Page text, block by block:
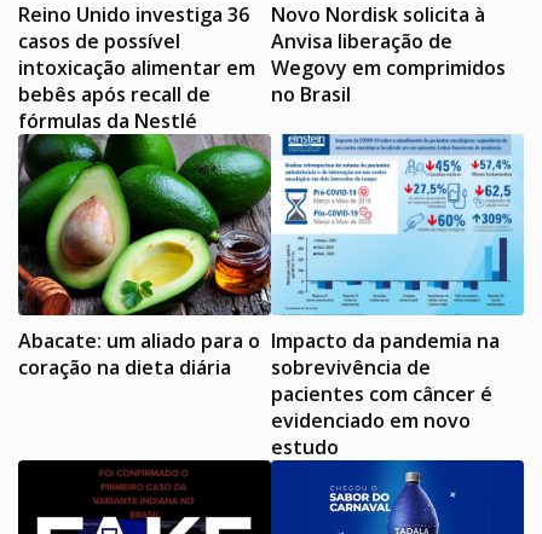
Reino Unido investiga 36
casos de possível
intoxicação alimentar em
bebês após recall de
fórmulas da Nestlé
Novo Nordisk solicita à
Anvisa liberação de
Wegovy em comprimidos
no Brasil
Abacate: um aliado para o
coração na dieta diária
Impacto da pandemia na
sobrevivência de
pacientes com câncer é
evidenciado em novo
estudo